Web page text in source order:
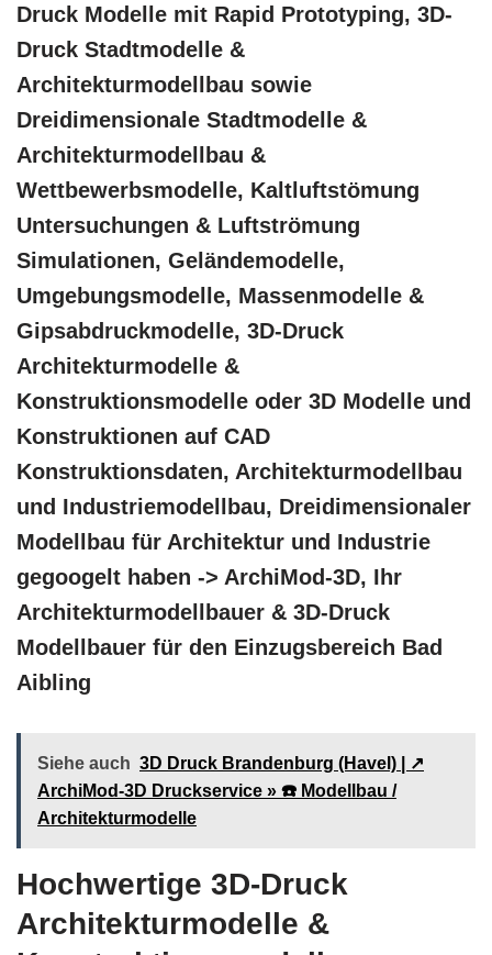
Druck Modelle mit Rapid Prototyping, 3D-
Druck Stadtmodelle &
Architekturmodellbau sowie
Dreidimensionale Stadtmodelle &
Architekturmodellbau &
Wettbewerbsmodelle, Kaltluftstömung
Untersuchungen & Luftströmung
Simulationen, Geländemodelle,
Umgebungsmodelle, Massenmodelle &
Gipsabdruckmodelle, 3D-Druck
Architekturmodelle &
Konstruktionsmodelle oder 3D Modelle und
Konstruktionen auf CAD
Konstruktionsdaten, Architekturmodellbau
und Industriemodellbau, Dreidimensionaler
Modellbau für Architektur und Industrie
gegoogelt haben -> ArchiMod-3D, Ihr
Architekturmodellbauer & 3D-Druck
Modellbauer für den Einzugsbereich Bad
Aibling
Siehe auch 3D Druck Brandenburg (Havel) | ↗️
ArchiMod-3D Druckservice » ☎️ Modellbau /
Architekturmodelle
Hochwertige 3D-Druck
Architekturmodelle &